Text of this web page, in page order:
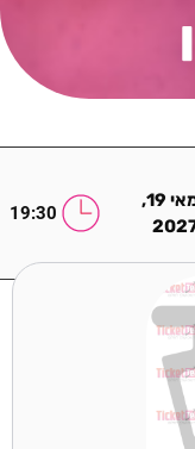
מאי 19,
19:30